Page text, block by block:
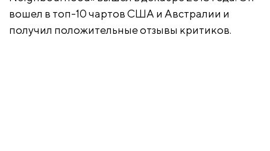
вошел в топ-10 чартов США и Австралии и
получил положительные отзывы критиков.